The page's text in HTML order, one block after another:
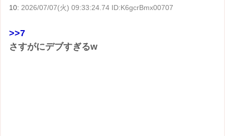
10: 2026/07/07(火) 09:33:24.74 ID:K6gcrBmx00707
>>7
さすがにデブすぎるw